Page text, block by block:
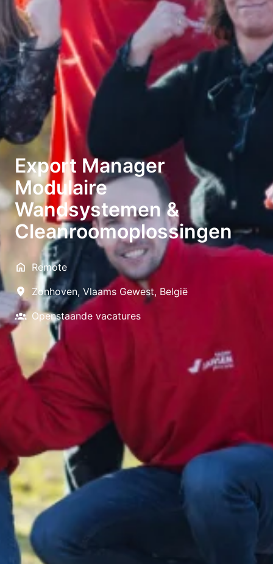
Export Manager
Modulaire
Wandsystemen &
Cleanroomoplossingen
Remote
Zonhoven, Vlaams Gewest, België
Openstaande vacatures